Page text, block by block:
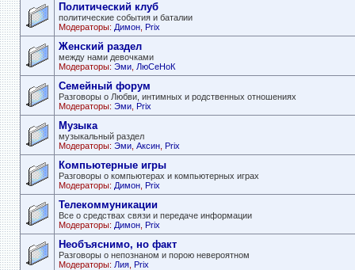
Политический клуб
политические события и баталии
Модераторы: Димон, Prix
Женский раздел
между нами девочками
Модераторы: Эми, ЛюСеНоК
Семейный форум
Разговоры о Любви, интимных и родственных отношениях
Модераторы: Эми, Prix
Музыка
музыкальный раздел
Модераторы: Эми, Аксин, Prix
Компьютерные игры
Разговоры о компьютерах и компьютерных играх
Модераторы: Димон, Prix
Телекоммуникации
Все о средствах связи и передаче информации
Модераторы: Димон, Prix
Необъяснимо, но факт
Разговоры о непознаном и порою невероятном
Модераторы: Лия, Prix